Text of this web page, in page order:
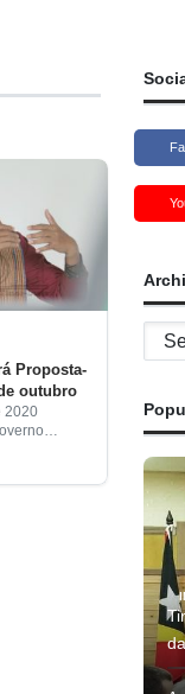
Proposta-
outubro
2020
do